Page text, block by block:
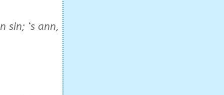
sin; ‘s ann, an ann,